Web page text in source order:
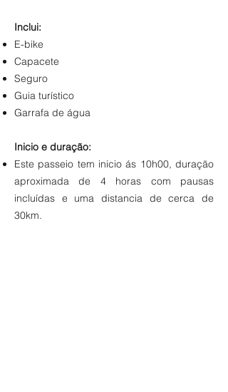
Inclui:
E-bike
Capacete
Seguro
Guia turístico
Garrafa de água
Inicio e duração:
Este passeio tem inicio ás 10h00, duração
aproximada de 4 horas com pausas
incluídas e uma distancia de cerca de
30km.